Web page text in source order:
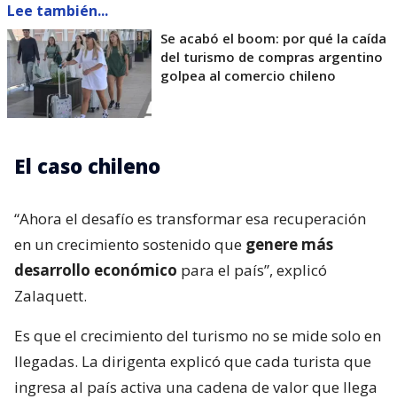
Lee también...
Se acabó el boom: por qué la caída
del turismo de compras argentino
golpea al comercio chileno
El caso chileno
“Ahora el desafío es transformar esa recuperación
en un crecimiento sostenido que genere más
desarrollo económico para el país”, explicó
Zalaquett.
Es que el crecimiento del turismo no se mide solo en
llegadas. La dirigenta explicó que cada turista que
ingresa al país activa una cadena de valor que llega